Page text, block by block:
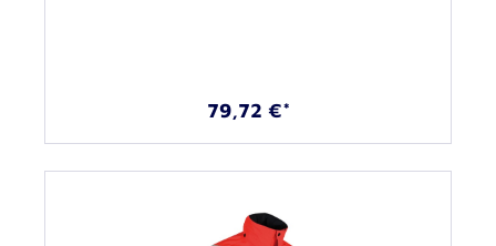
79,72 €*